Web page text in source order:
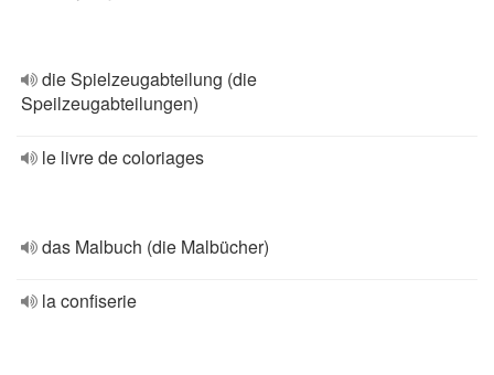
die Spielzeugabteilung (die
Speilzeugabteilungen)
le livre de coloriages
das Malbuch (die Malbücher)
la confiserie